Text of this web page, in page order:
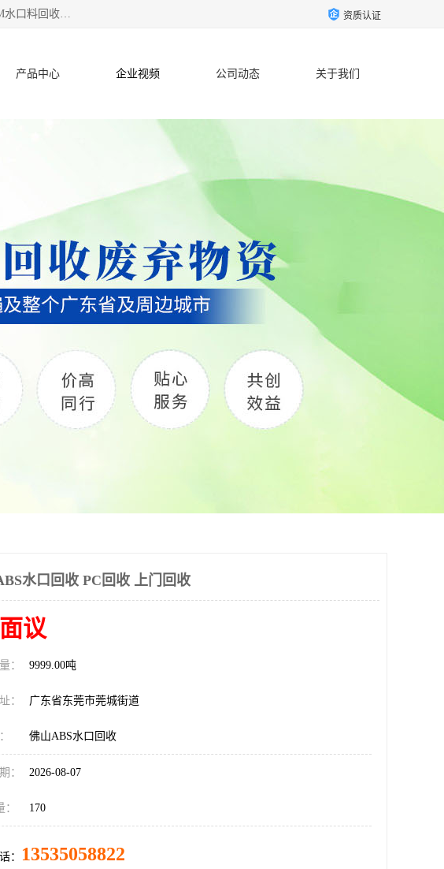
东莞市粤华再生资源回收有限公司从事pmma回收，亚克力回收，PA尼龙回收，PC塑料回收，ABS破碎料回收，POM水口料回收、废不锈钢回收等各类工厂废料回收等。 资质认证
产品中心 企业视频 公司动态 关于我们
水口回收 PC回收 上门回收
面议
： 9999.00吨
： 广东省东莞市莞城街道
佛山ABS水口回收
： 2026-08-07
170
： 13535058822